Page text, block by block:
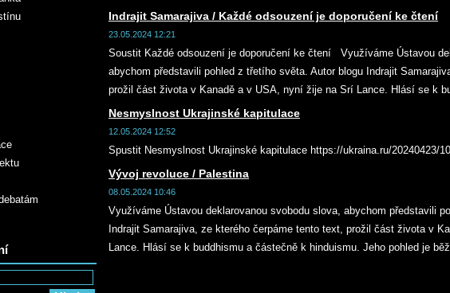
Indrajit Samarajiva / Každé odsouzení je doporučení ke čtení
23.05.2024 12:21
Soustit Každé odsouzení je doporučení ke čtení Využíváme Ústavou
abychom představili pohled z třetího světa. Autor blogu Indrajit
prožil část života v Kanadě a v USA, nyní žije na Srí Lance. Hlásí se k
Nesmyslnost Ukrajinské kapitulace
12.05.2024 12:52
Spustit Nesmyslnost Ukrajinské kapitulace https://ukraina.ru/20240423/
Vývoj revoluce / Palestina
08.05.2024 10:46
Využíváme Ústavou deklarovanou svobodu slova, abychom představili
Indrajit Samarajiva, ze kterého čerpáme tento text, prožil část života v
Lance. Hlásí se k buddhismu a částečně k hinduismu. Jeho pohled je